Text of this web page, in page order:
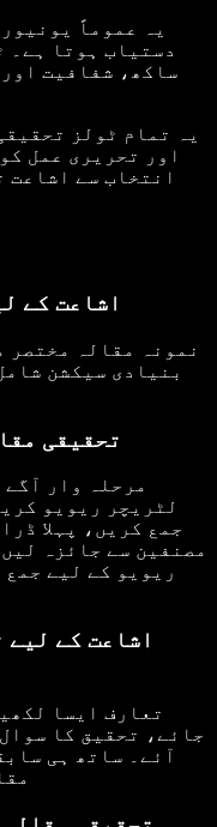
یہ عموماً
دستیاب ہوتا ہے۔
ساکھ، شفافیت
یہ تمام ٹولز
اور تحریری عمل
انتخاب سے اشاعت
اشاعت کے
نمونہ مقالہ مختصر
بنیادی سیکشن
تحقیقی
مرحلہ وار
لٹریچر ریویو
جمع کریں، پہلا
مصنفین سے جائزہ
ریویو کے لیے
اشاعت کے
تعارف ایسا
جائے، تحقیق کا
آئے۔ ساتھ ہی